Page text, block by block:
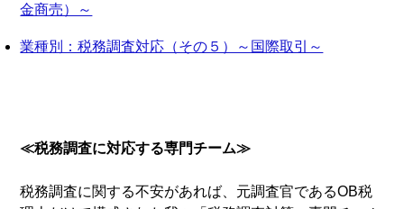
金商売）～
業種別：税務調査対応（その５）～国際取引～
≪税務調査に対応する専門チーム≫
税務調査に関する不安があれば、元調査官であるOB税